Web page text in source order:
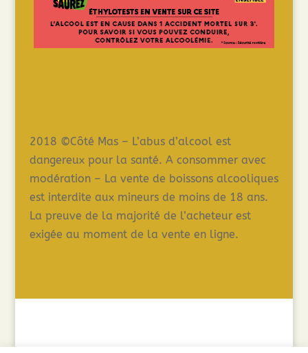
2018 ©Côté Mas – L’abus d’alcool est
dangereux pour la santé. A consommer avec
modération – La vente de boissons alcooliques
est interdite aux mineurs de moins de 18 ans.
La preuve de la majorité de l’acheteur est
exigée au moment de la vente en ligne.